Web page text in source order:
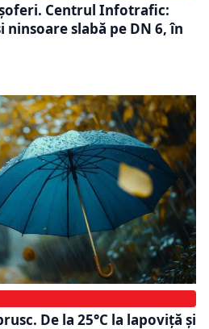
Centrul Infotrafic:
ninsoare slabă pe DN 6, în
De la 25°C la lapoviță și